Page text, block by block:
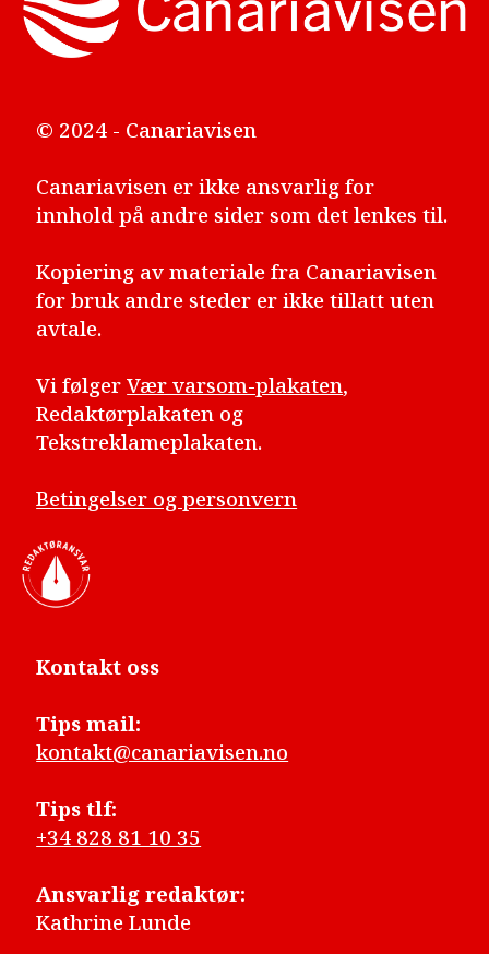
© 2024 - Canariavisen
Canariavisen er ikke ansvarlig for
innhold på andre sider som det lenkes til.
Kopiering av materiale fra Canariavisen
for bruk andre steder er ikke tillatt uten
avtale.
Vi følgerVær varsom-plakaten,
Redaktørplakaten og
Tekstreklameplakaten.
Betingelser og personvern
Kontakt oss
Tips mail:
kontakt@canariavisen.no
Tips tlf:
+34 828 81 10 35
Ansvarlig redaktør:
Kathrine Lunde